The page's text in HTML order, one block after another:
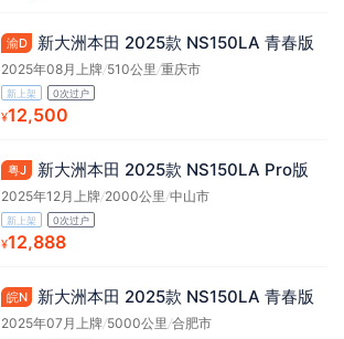
渝D 新大洲本田 2025款 NS150LA 青春版
2025年08月上牌/510公里 /重庆市
新上架 0次过户
¥12,500
粤J 新大洲本田 2025款 NS150LA Pro版
2025年12月上牌/2000公里 /中山市
新上架 0次过户
¥12,888
皖N 新大洲本田 2025款 NS150LA 青春版
2025年07月上牌/5000公里 /合肥市